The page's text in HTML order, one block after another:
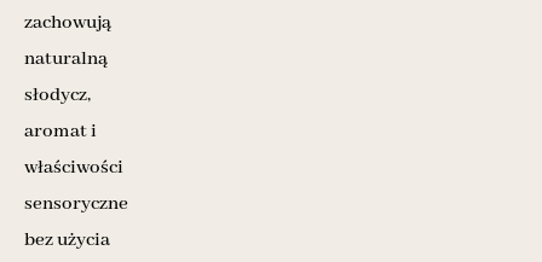
zachowują
naturalną
słodycz,
aromat i
właściwości
sensoryczne
bez użycia